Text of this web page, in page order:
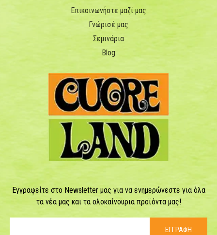
Επικοινωνήστε μαζί μας
Γνώρισέ μας
Σεμινάρια
Blog
Εγγραφείτε στο Newsletter μας για να ενημερώνεστε για όλα
τα νέα μας και τα ολοκαίνουρια προϊόντα μας!
ΕΓΓΡΑΦΗ